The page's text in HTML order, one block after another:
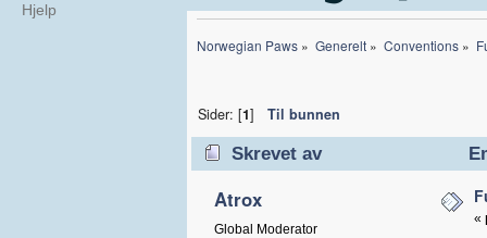
Hjelp
Norwegian Paws » Generelt» Conventions»
Sider: [1] Til bunnen
Skrevet av
Atrox
Global Moderator
«